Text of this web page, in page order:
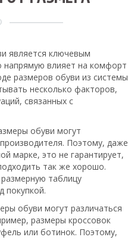
является ключевым
напрямую влияет на комфорт
размеров обуви из системы
несколько факторов,
связанных с
обуви могут
Поэтому, даже
марке, это не гарантирует,
так же хорошо.
таблицу
покупкой.
обуви могут различаться
размеры кроссовок
или ботинок. Поэтому,